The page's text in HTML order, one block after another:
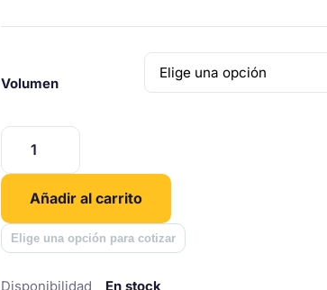
de
precios:
Volumen
Piseta
cantidad
Añadir al carrito
Elige una opción para cotizar
Disponibilidad
En stock